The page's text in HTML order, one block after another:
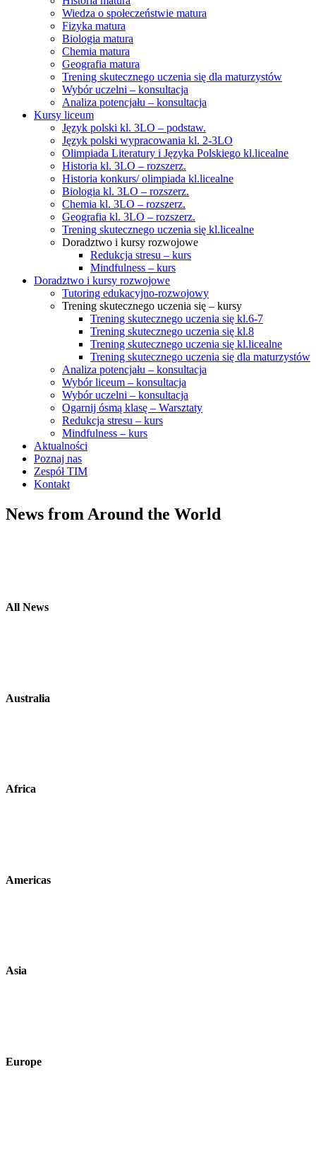
Wiedza o społeczeństwie matura
Fizyka matura
Biologia matura
Chemia matura
Geografia matura
Trening skutecznego uczenia się dla maturzystów
Wybór uczelni – konsultacja
Analiza potencjału – konsultacja
Kursy liceum
Język polski kl. 3LO – podstaw.
Język polski wypracowania kl. 2-3LO
Olimpiada Literatury i Języka Polskiego kl.licealne
Historia kl. 3LO – rozszerz.
Historia konkurs/ olimpiada kl.licealne
Biologia kl. 3LO – rozszerz.
Chemia kl. 3LO – rozszerz.
Geografia kl. 3LO – rozszerz.
Trening skutecznego uczenia się kl.licealne
Doradztwo i kursy rozwojowe
Redukcja stresu – kurs
Mindfulness – kurs
Doradztwo i kursy rozwojowe
Tutoring edukacyjno-rozwojowy
Trening skutecznego uczenia się – kursy
Trening skutecznego uczenia się kl.6-7
Trening skutecznego uczenia się kl.8
Trening skutecznego uczenia się kl.licealne
Trening skutecznego uczenia się dla maturzystów
Analiza potencjału – konsultacja
Wybór liceum – konsultacja
Wybór uczelni – konsultacja
Ogarnij ósmą klasę – Warsztaty
Redukcja stresu – kurs
Mindfulness – kurs
Aktualności
Poznaj nas
Zespół TIM
Kontakt
News from Around the World
All News
Australia
Africa
Americas
Asia
Europe